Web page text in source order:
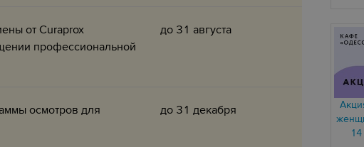
от Curaprox
профессиональной
до 31 августа
осмотров для
до 31 декабря